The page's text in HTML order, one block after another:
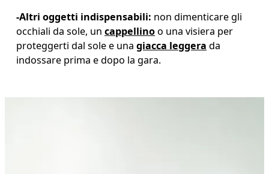
-Altri oggetti indispensabili: non dimenticare gli
occhiali da sole, un cappellino o una visiera per
proteggerti dal sole e una giacca leggera da
indossare prima e dopo la gara.